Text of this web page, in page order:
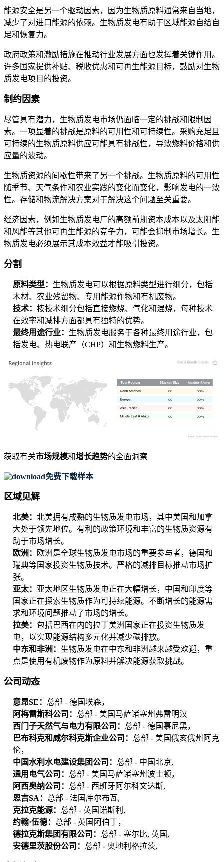
能源安全是另一个驱动因素，因为生物质原料通常来自当地，
减少了对进口能源的依赖。生物质发电有助于区域能源自给自
足和恢复力。
政府政策和激励措施在推动行业发展方面也发挥着关键作用。
许多国家提供补贴、税收优惠和可再生能源目标，鼓励对生物
质发电项目的投资。
制约因素
尽管具有潜力，生物质发电市场仍面临一定的挑战和限制因
素。一项显着的挑战是原料的可用性和可持续性。采购充足且
可持续的生物质原料供应可能具有挑战性，导致燃料价格和供
应量的波动。
生物质资源的间歇性带来了另一个挑战。生物质原料的可用性
随季节、天气条件和农业实践的变化而变化，影响发电的一致
性。存储和物流解决方案对于解决这个问题至关重要。
经济因素，例如生物质发电厂的高额前期资本成本以及太阳能
和风能等其他可再生能源的竞争力，可能会抑制市场增长。生
物质发电必须展示其成本效益才能吸引投资。
分割
原料类型： 生物质发电可以根据原料类型进行细分，包括
木材、农业残留物、专用能源作物和有机废物。
技术： 按技术细分包括直接燃烧、气化和混烧，每种技术
在效率和减排方面都具有独特的优势。
最终用途行业： 生物质发电服务于各种最终用途行业，包
括发电、热电联产（CHP）和生物燃料生产。
XX%
XX
XX%
XX
XX%
XX
XX%
XX
获取有关市场规模和增长趋势的全面洞察
免费下载样本
区域见解
北美： 北美拥有成熟的生物质发电市场，其中美国和加拿
大处于领先地位。有利的政策环境和丰富的生物质资源有
助于市场增长。
欧洲：
欧洲是全球生物质发电市场的重要参与者，德国和
瑞典等国家投资生物质技术。严格的减排目标推动市场扩
张。
亚太： 亚太地区生物质发电正在大幅增长，中国和印度等
国家正在探索生物质作为可持续能源。不断增长的能源需
求和环境问题推动了市场的增长。
拉美： 包括巴西在内的拉丁美洲国家正在投资生物质发
电，以实现能源结构多元化并减少碳排放。
中东和非洲： 生物质发电在中东和非洲越来越受欢迎，重
点是使用有机废物作为原料并解决能源获取挑战。
公司动态
意昂SE： 总部 - 德国埃森，
阿梅雷斯科公司： 总部 - 美国马萨诸塞州弗雷明汉
西门子天然气与电力有限公司： 总部 - 德国慕尼黑，
巴布科克和威尔科克斯企业公司： 总部 - 美国俄亥俄州阿克
伦，
中国水利水电建设集团公司： 总部 - 中国北京,
通用电气公司： 总部 - 美国马萨诸塞州波士顿，
阿西奥纳公司： 总部 - 西班牙阿尔科文达斯,
恩吉SA： 总部 - 法国库尔布瓦,
克拉克能源： 总部 - 英国诺斯利,
约翰·伍德： 总部 - 英国阿伯丁，
德拉克斯集团有限公司： 总部 - 塞尔比, 英国,
安德里茨股份公司： 总部 - 奥地利格拉茨,